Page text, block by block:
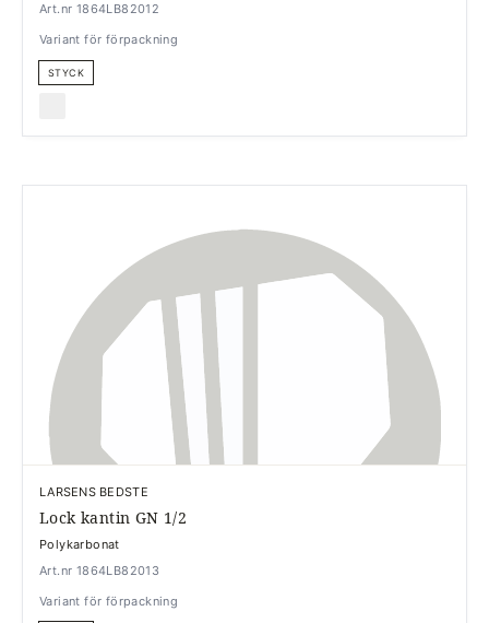
Art.nr 1864LB82012
Variant för förpackning
STYCK
LARSENS BEDSTE
Lock kantin GN 1/2
Polykarbonat
Art.nr 1864LB82013
Variant för förpackning